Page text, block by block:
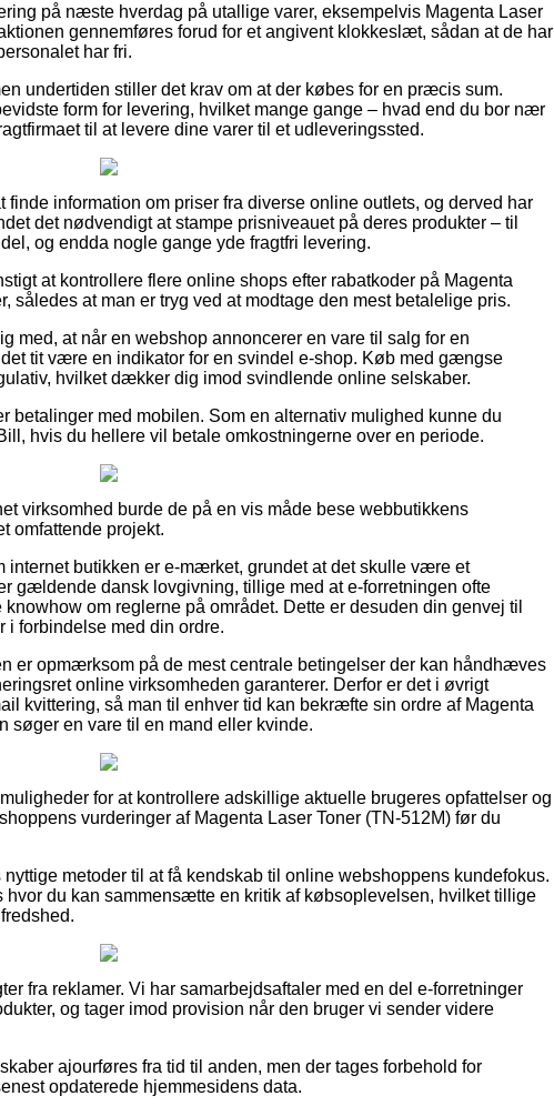
på næste hverdag på utallige varer, eksempelvis Magenta Laser
gennemføres forud for et angivent klokkeslæt, sådan at de har
har fri.
undertiden stiller det krav om at der købes for en præcis sum.
form for levering, hvilket mange gange – hvad end du bor nær
til at levere dine varer til et udleveringssted.
finde information om priser fra diverse online outlets, og derved har
det nødvendigt at stampe prisniveauet på deres produkter – til
og endda nogle gange yde fragtfri levering.
at kontrollere flere online shops efter rabatkoder på Magenta
således at man er tryg ved at modtage den mest betalelige pris.
med, at når en webshop annoncerer en vare til salg for en
tit være en indikator for en svindel e-shop. Køb med gængse
hvilket dækker dig imod svindlende online selskaber.
betalinger med mobilen. Som en alternativ mulighed kunne du
hvis du hellere vil betale omkostningerne over en periode.
virksomhed burde de på en vis måde bese webbutikkens
omfattende projekt.
internet butikken er e-mærket, grundet at det skulle være et
gældende dansk lovgivning, tillige med at e-forretningen ofte
om reglerne på området. Dette er desuden din genvej til
i forbindelse med din ordre.
er opmærksom på de mest centrale betingelser der kan håndhæves
online virksomheden garanterer. Derfor er det i øvrigt
kvittering, så man til enhver tid kan bekræfte sin ordre af Magenta
søger en vare til en mand eller kvinde.
for at kontrollere adskillige aktuelle brugeres opfattelser og
vurderinger af Magenta Laser Toner (TN-512M) før du
metoder til at få kendskab til online webshoppens kundefokus.
hvor du kan sammensætte en kritik af købsoplevelsen, hvilket tillige
fra reklamer. Vi har samarbejdsaftaler med en del e-forretninger
og tager imod provision når den bruger vi sender videre
ajourføres fra tid til anden, men der tages forbehold for
opdaterede hjemmesidens data.